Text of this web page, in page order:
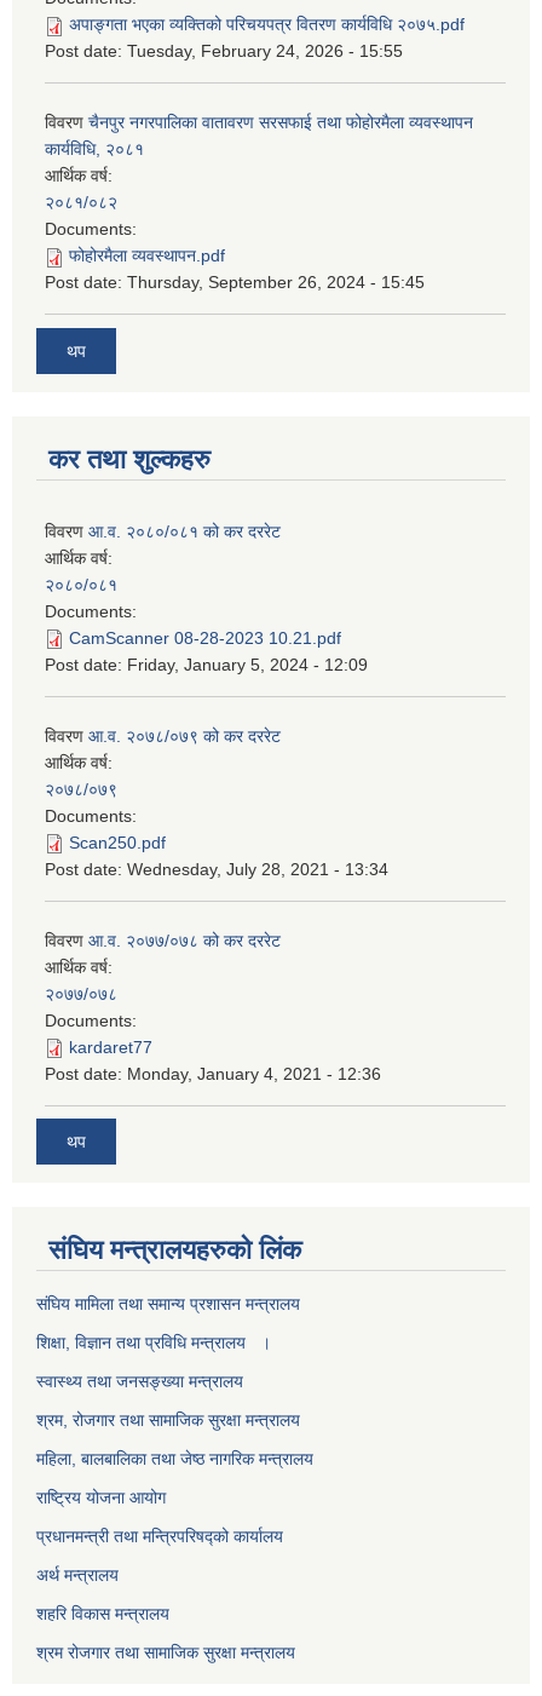
अपाङ्गता भएका व्यक्तिको परिचयपत्र वितरण कार्यविधि २०७५.pdf
Post date: Tuesday, February 24, 2026 - 15:55
विवरण चैनपुर नगरपालिका वातावरण सरसफाई तथा फोहोरमैला व्यवस्थापन
कार्यविधि, २०८१
आर्थिक वर्ष:
२०८१/०८२
Documents:
फोहोरमैला व्यवस्थापन.pdf
Post date: Thursday, September 26, 2024 - 15:45
थप
कर तथा शुल्कहरु
विवरण आ.व. २०८०/०८१ को कर दररेट
आर्थिक वर्ष:
२०८०/०८१
Documents:
CamScanner 08-28-2023 10.21.pdf
Post date: Friday, January 5, 2024 - 12:09
विवरण आ.व. २०७८/०७९ को कर दररेट
आर्थिक वर्ष:
२०७८/०७९
Documents:
Scan250.pdf
Post date: Wednesday, July 28, 2021 - 13:34
विवरण आ.व. २०७७/०७८ को कर दररेट
आर्थिक वर्ष:
२०७७/०७८
Documents:
kardaret77
Post date: Monday, January 4, 2021 - 12:36
थप
स‌ंघिय मन्त्रालयहरुको लिंक
स‌ंघिय मामिला तथा समान्य प्रशासन मन्त्रालय
शिक्षा, विज्ञान तथा प्रविधि मन्त्रालय ।
स्वास्थ्य तथा जनसङ्ख्या मन्त्रालय
श्रम, रोजगार तथा सामाजिक सुरक्षा मन्त्रालय
महिला, बालबालिका तथा जेष्ठ नागरिक मन्त्रालय
राष्ट्रिय योजना आयोग
प्रधानमन्त्री तथा मन्त्रिपरिषद्को कार्यालय
अर्थ मन्त्रालय
शहरि विकास मन्त्रालय
श्रम रोजगार तथा सामाजिक सुरक्षा मन्त्रालय